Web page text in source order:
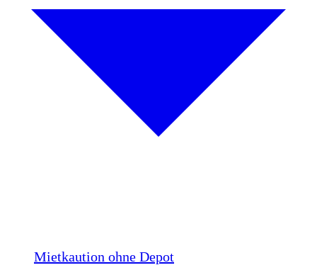
Mietkaution ohne Depot